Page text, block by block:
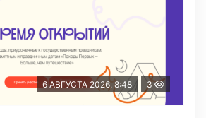
6 АВГУСТА 2026, 8:48 3